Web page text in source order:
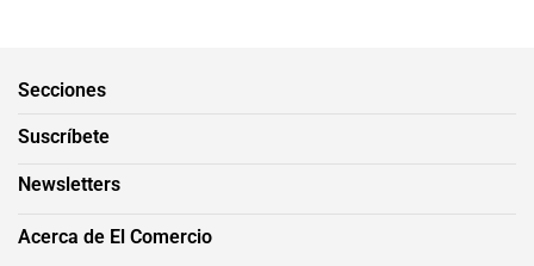
Secciones
Suscríbete
Newsletters
Acerca de El Comercio